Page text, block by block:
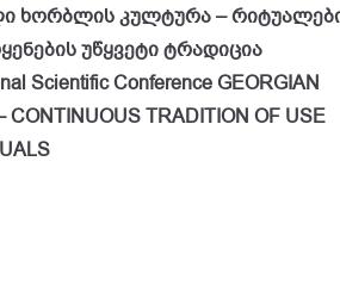
ხორბლის კულტურა –
უწყვეტი ტრადიცია
Scientific Conference GEORGIAN
CONTINUOUS TRADITION OF USE